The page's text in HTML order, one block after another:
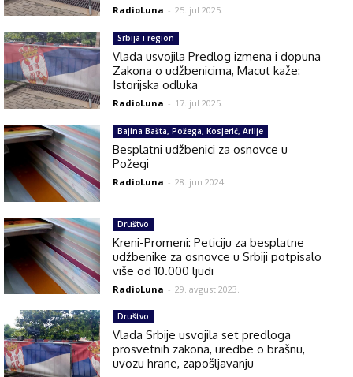
RadioLuna - 25. jul 2025.
Srbija i region
Vlada usvojila Predlog izmena i dopuna
Zakona o udžbenicima, Macut kaže:
Istorijska odluka
RadioLuna - 17. jul 2025.
Bajina Bašta, Požega, Kosjerić, Arilje
Besplatni udžbenici za osnovce u
Požegi
RadioLuna - 28. jun 2024.
Društvo
Kreni-Promeni: Peticiju za besplatne
udžbenike za osnovce u Srbiji potpisalo
više od 10.000 ljudi
RadioLuna - 29. avgust 2023.
Društvo
Vlada Srbije usvojila set predloga
prosvetnih zakona, uredbe o brašnu,
uvozu hrane, zapošljavanju